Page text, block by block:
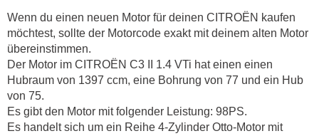
Wenn du einen neuen Motor für deinen CITROËN kaufen
möchtest, sollte der Motorcode exakt mit deinem alten Motor
übereinstimmen.
Der Motor im CITROËN C3 II 1.4 VTi hat einen einen
Hubraum von 1397 ccm, eine Bohrung von 77 und ein Hub
von 75.
Es gibt den Motor mit folgender Leistung: 98PS.
Es handelt sich um ein Reihe 4-Zylinder Otto-Motor mit